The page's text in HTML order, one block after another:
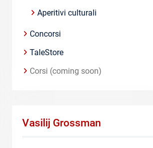
Aperitivi culturali
Concorsi
TaleStore
Corsi (coming soon)
Vasilij Grossman